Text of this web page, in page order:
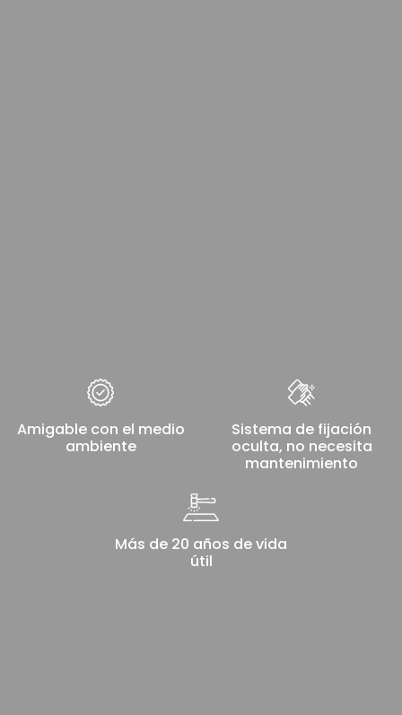
Amigable con el medio
ambiente
Sistema de fijación
oculta, no necesita
mantenimiento
Más de 20 años de vida
útil